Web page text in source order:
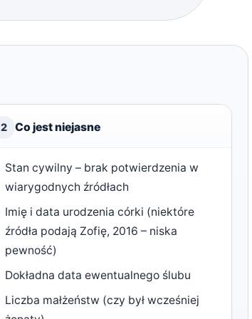
2 Co jest niejasne
Stan cywilny – brak potwierdzenia w
wiarygodnych źródłach
Imię i data urodzenia córki (niektóre
źródła podają Zofię, 2016 – niska
pewność)
Dokładna data ewentualnego ślubu
Liczba małżeństw (czy był wcześniej